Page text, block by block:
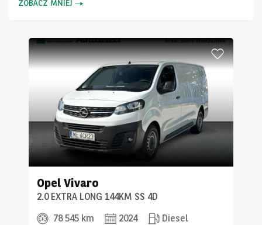
ZOBACZ MNIEJ
Opel Vivaro
2.0 EXTRA LONG 144KM SS 4D
78 545 km
2024
Diesel